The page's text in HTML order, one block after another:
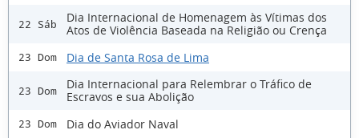
22 Sáb
Dia Internacional de Homenagem às Vítimas dos
Atos de Violência Baseada na Religião ou Crença
23 Dom Dia de Santa Rosa de Lima
23 Dom
Dia Internacional para Relembrar o Tráfico de
Escravos e sua Abolição
23 Dom Dia do Aviador Naval